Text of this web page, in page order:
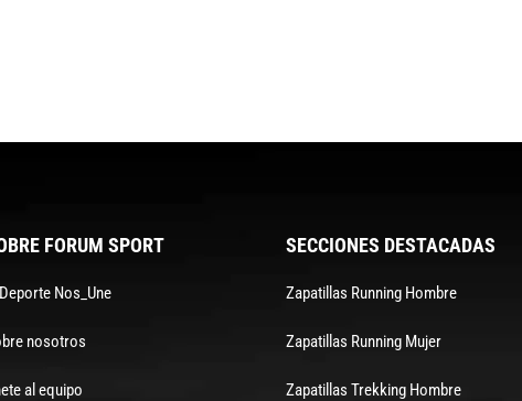
FORUM SPORT
Nos_Une
nosotros
al equipo
SECCIONES DESTACADAS
Zapatillas Running Hombre
Zapatillas Running Mujer
Zapatillas Trekking Hombre